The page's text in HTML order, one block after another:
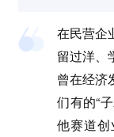
在民营企
留过洋、
曾在经济
们有的“
他赛道